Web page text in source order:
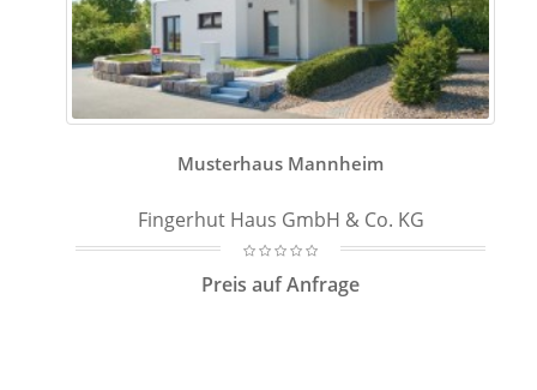
Musterhaus Mannheim
Fingerhut Haus GmbH & Co. KG
Preis auf Anfrage